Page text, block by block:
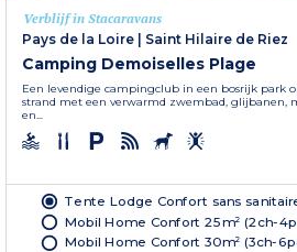
Verblijf in Stacaravans
Pays de la Loire
Saint Hilaire de Riez
Camping Demoiselles Plage
Een levendige campingclub in een bosrijk park
strand met een verwarmd zwembad, glijbanen,
en...
Tente Lodge Confort sans
Mobil Home Confort 25m² (2ch-
Mobil Home Confort 30m² (3ch-